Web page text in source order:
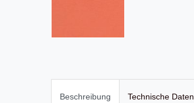
Beschreibung Technische Daten